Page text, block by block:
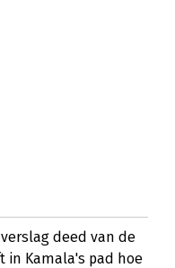
deed van de
in Kamala's pad hoe